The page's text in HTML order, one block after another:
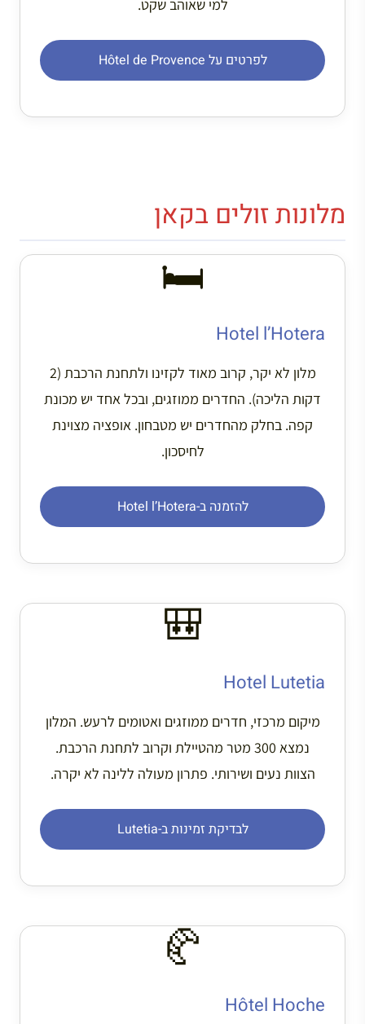
למי שאוהב שקט.
לפרטים על Hôtel de Provence
מלונות זולים בקאן
🛏️
Hotel l’Hotera
מלון לא יקר, קרוב מאוד לקזינו ולתחנת הרכבת (2
דקות הליכה). החדרים ממוזגים, ובכל אחד יש מכונת
קפה. בחלק מהחדרים יש מטבחון. אופציה מצוינת
לחיסכון.
להזמנה ב-Hotel l’Hotera
🎒
Hotel Lutetia
מיקום מרכזי, חדרים ממוזגים ואטומים לרעש. המלון
נמצא 300 מטר מהטיילת וקרוב לתחנת הרכבת.
הצוות נעים ושירותי. פתרון מעולה ללינה לא יקרה.
לבדיקת זמינות ב-Lutetia
🥐
Hôtel Hoche